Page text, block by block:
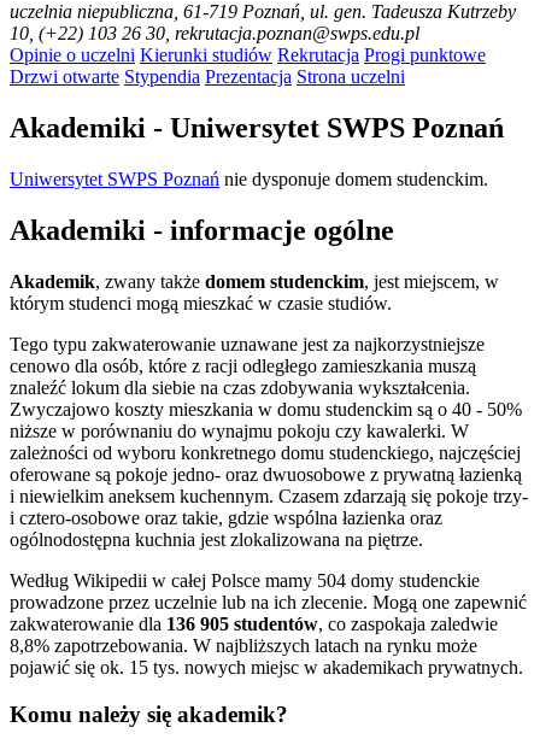
uczelnia niepubliczna , 61-719 Poznań, ul. gen. Tadeusza Kutrzeby
10, (+22) 103 26 30, rekrutacja.poznan@swps.edu.pl
Opinie o uczelni Kierunki studiów Rekrutacja Progi punktowe
Drzwi otwarte Stypendia Prezentacja Strona uczelni
Akademiki - Uniwersytet SWPS Poznań
Uniwersytet SWPS Poznań nie dysponuje domem studenckim.
Akademiki - informacje ogólne
Akademik, zwany także domem studenckim, jest miejscem, w
którym studenci mogą mieszkać w czasie studiów.
Tego typu zakwaterowanie uznawane jest za najkorzystniejsze
cenowo dla osób, które z racji odległego zamieszkania muszą
znaleźć lokum dla siebie na czas zdobywania wykształcenia.
Zwyczajowo koszty mieszkania w domu studenckim są o 40 - 50%
niższe w porównaniu do wynajmu pokoju czy kawalerki. W
zależności od wyboru konkretnego domu studenckiego, najczęściej
oferowane są pokoje jedno- oraz dwuosobowe z prywatną łazienką
i niewielkim aneksem kuchennym. Czasem zdarzają się pokoje trzy-
i cztero-osobowe oraz takie, gdzie wspólna łazienka oraz
ogólnodostępna kuchnia jest zlokalizowana na piętrze.
Według Wikipedii w całej Polsce mamy 504 domy studenckie
prowadzone przez uczelnie lub na ich zlecenie. Mogą one zapewnić
zakwaterowanie dla 136 905 studentów, co zaspokaja zaledwie
8,8% zapotrzebowania. W najbliższych latach na rynku może
pojawić się ok. 15 tys. nowych miejsc w akademikach prywatnych.
Komu należy się akademik?